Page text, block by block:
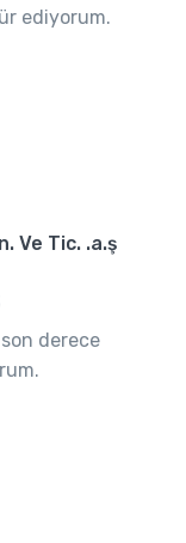
ediyorum.
Ve Tic. .a.ş
derece